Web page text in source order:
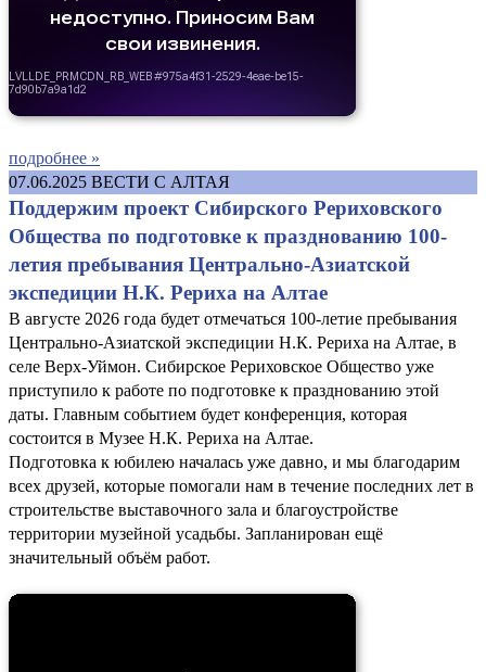
подробнее »
07.06.2025 ВЕСТИ С АЛТАЯ
Поддержим проект Сибирского Рериховского
Общества по подготовке к празднованию 100-
летия пребывания Центрально-Азиатской
экспедиции Н.К. Рериха на Алтае
В августе 2026 года будет отмечаться 100-летие пребывания
Центрально-Азиатской экспедиции Н.К. Рериха на Алтае, в
селе Верх-Уймон. Сибирское Рериховское Общество уже
приступило к работе по подготовке к празднованию этой
даты. Главным событием будет конференция, которая
состоится в Музее Н.К. Рериха на Алтае.
Подготовка к юбилею началась уже давно, и мы благодарим
всех друзей, которые помогали нам в течение последних лет в
строительстве выставочного зала и благоустройстве
территории музейной усадьбы. Запланирован ещё
значительный объём работ.